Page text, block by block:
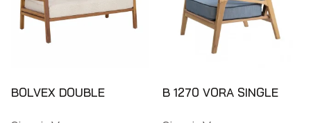
BOLVEX DOUBLE B 1270 VORA SINGLE